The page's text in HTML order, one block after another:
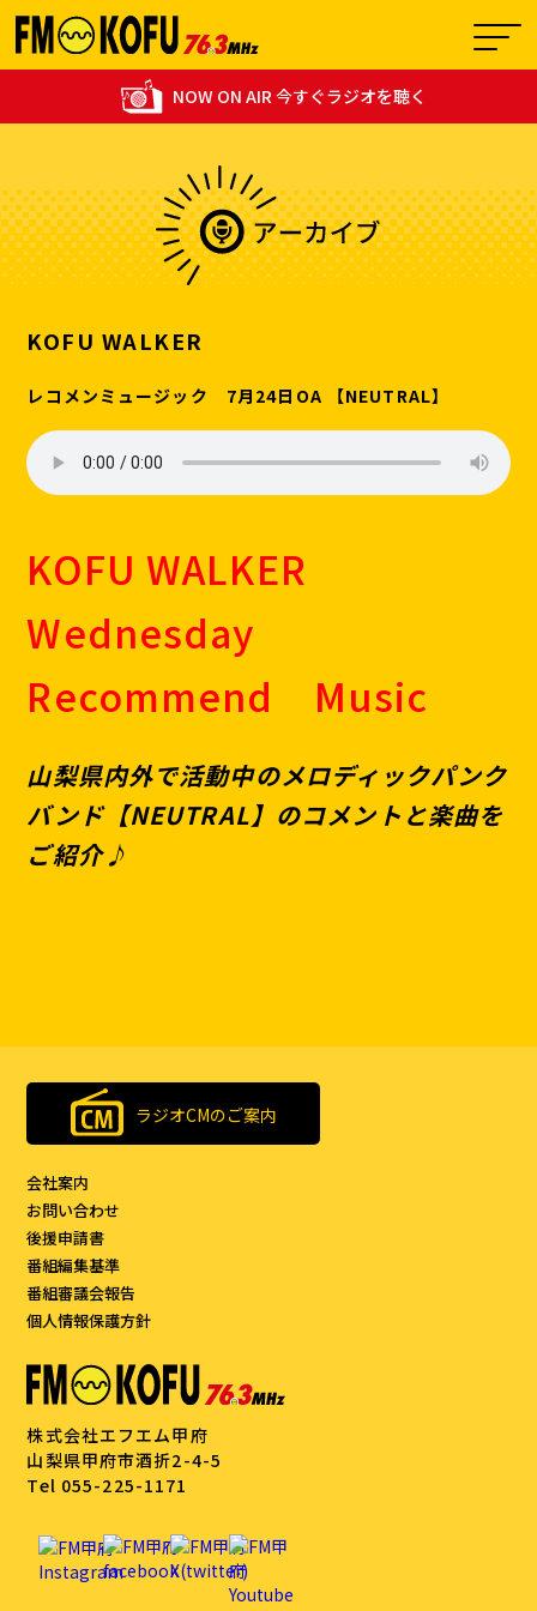
01:00 - 02:00
ユメルのモナリザラウンジ
NOW ON AIR 今すぐラジオを聴く
KOFU WALKER
レコメンミュージック 7月24日OA 【NEUTRAL】
KOFU WALKER
Wednesday
Recommend Music
山梨県内外で活動中のメロディックパンク
バンド【NEUTRAL】のコメントと楽曲を
ご紹介♪
ラジオCMのご案内
会社案内
お問い合わせ
後援申請書
番組編集基準
番組審議会報告
個人情報保護方針
株式会社エフエム甲府
山梨県甲府市酒折2-4-5
Tel 055-225-1171